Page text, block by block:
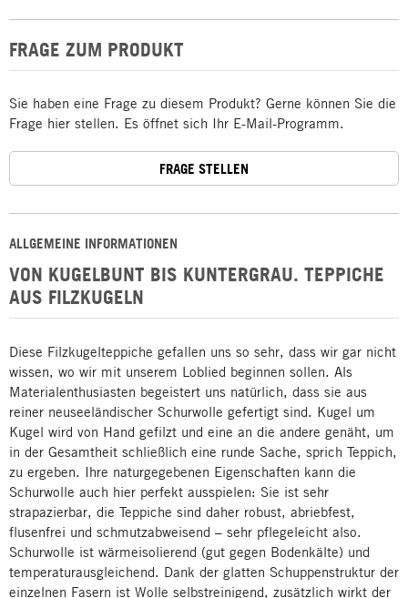
ALLGEMEINE INFORMATIONEN
VON KUGELBUNT BIS KUNTERGRAU. TEPPICHE
AUS FILZKUGELN
Diese Filzkugelteppiche gefallen uns so sehr, dass wir gar nicht
wissen, wo wir mit unserem Loblied beginnen sollen. Als
Materialenthusiasten begeistert uns natürlich, dass sie aus
reiner neuseeländischer Schurwolle gefertigt sind. Kugel um
Kugel wird von Hand gefilzt und eine an die andere genäht, um
in der Gesamtheit schließlich eine runde Sache, sprich Teppich,
zu ergeben. Ihre naturgegebenen Eigenschaften kann die
Schurwolle auch hier perfekt ausspielen: Sie ist sehr
strapazierbar, die Teppiche sind daher robust, abriebfest,
flusenfrei und schmutzabweisend – sehr pflegeleicht also.
Schurwolle ist wärmeisolierend (gut gegen Bodenkälte) und
temperaturausgleichend. Dank der glatten Schuppenstruktur der
einzelnen Fasern ist Wolle selbstreinigend, zusätzlich wirkt der
FRAGE ZUM PRODUKT
Sie haben eine Frage zu diesem Produkt? Gerne können Sie die
Frage hier stellen. Es öffnet sich Ihr E-Mail-Programm.
FRAGE STELLEN